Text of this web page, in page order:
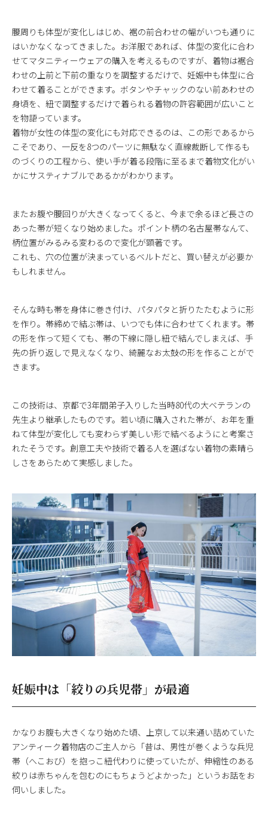
腰周りも体型が変化しはじめ、裾の前合わせの幅がいつも通りに
はいかなくなってきました。お洋服であれば、体型の変化に合わ
せてマタニティーウェアの購入を考えるものですが、着物は裾合
わせの上前と下前の重なりを調整するだけで、妊娠中も体型に合
わせて着ることができます。ボタンやチャックのない前あわせの
身頃を、紐で調整するだけで着られる着物の許容範囲が広いこと
を物語っています。
着物が女性の体型の変化にも対応できるのは、この形であるから
こそであり、一反を8つのパーツに無駄なく直線裁断して作るも
のづくりの工程から、使い手が着る段階に至るまで着物文化がい
かにサスティナブルであるかがわかります。
またお腹や腰回りが大きくなってくると、今まで余るほど長さの
あった帯が短くなり始めました。ポイント柄の名古屋帯なんて、
柄位置がみるみる変わるので変化が顕著です。
これも、穴の位置が決まっているベルトだと、買い替えが必要か
もしれません。
そんな時も帯を身体に巻き付け、パタパタと折りたたむように形
を作り。帯締めで結ぶ帯は、いつでも体に合わせてくれます。帯
の形を作って短くても、帯の下線に隠し紐で結んでしまえば、手
先の折り返しで見えなくなり、綺麗なお太鼓の形を作ることがで
きます。
この技術は、京都で3年間弟子入りした当時80代の大ベテランの
先生より継承したものです。若い頃に購入された帯が、お年を重
ねて体型が変化しても変わらず美しい形で結べるようにと考案さ
れたそうです。創意工夫や技術で着る人を選ばない着物の素晴ら
しさをあらためて実感しました。
妊娠中は「絞りの兵児帯」が最適
かなりお腹も大きくなり始めた頃、上京して以来通い詰めていた
アンティーク着物店のご主人から「昔は、男性が巻くような兵児
帯（へこおび）を抱っこ紐代わりに使っていたが、伸縮性のある
絞りは赤ちゃんを包むのにもちょうどよかった」というお話をお
伺いしました。